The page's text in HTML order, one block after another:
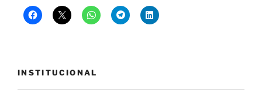
INSTITUCIONAL